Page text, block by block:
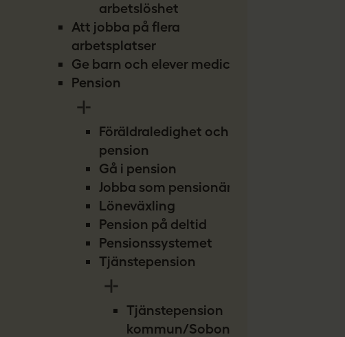
arbetslöshet
Att jobba på flera
arbetsplatser
Ge barn och elever medicin
Pension
Föräldraledighet och
pension
Gå i pension
Jobba som pensionär
Löneväxling
Pension på deltid
Pensionssystemet
Tjänstepension
Tjänstepension
kommun/Sobona